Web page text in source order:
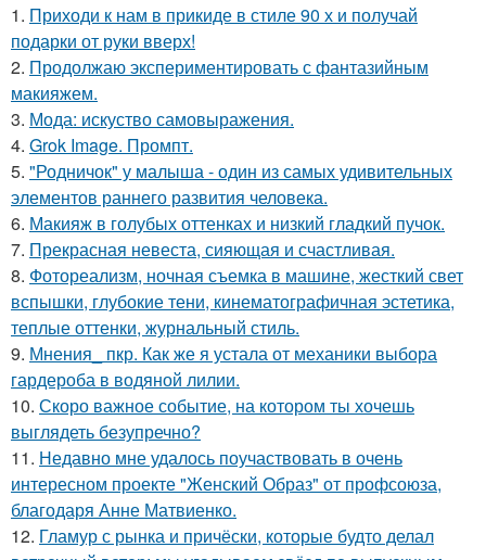
1. Приходи к нам в прикиде в стиле 90 х и получай
подарки от руки вверх!
2. Продолжаю экспериментировать с фантазийным
макияжем.
3. Мода: искуство самовыражения.
4. Grok Image. Промпт.
5. "Родничок" у малыша - один из самых удивительных
элементов раннего развития человека.
6. Макияж в голубых оттенках и низкий гладкий пучок.
7. Прекрасная невеста, сияющая и счастливая.
8. Фотореализм, ночная съемка в машине, жесткий свет
вспышки, глубокие тени, кинематографичная эстетика,
теплые оттенки, журнальный стиль.
9. Мнения_ пкр. Как же я устала от механики выбора
гардероба в водяной лилии.
10. Скоро важное событие, на котором ты хочешь
выглядеть безупречно?
11. Недавно мне удалось поучаствовать в очень
интересном проекте "Женский Образ" от профсоюза,
благодаря Анне Матвиенко.
12. Гламур с рынка и причёски, которые будто делал